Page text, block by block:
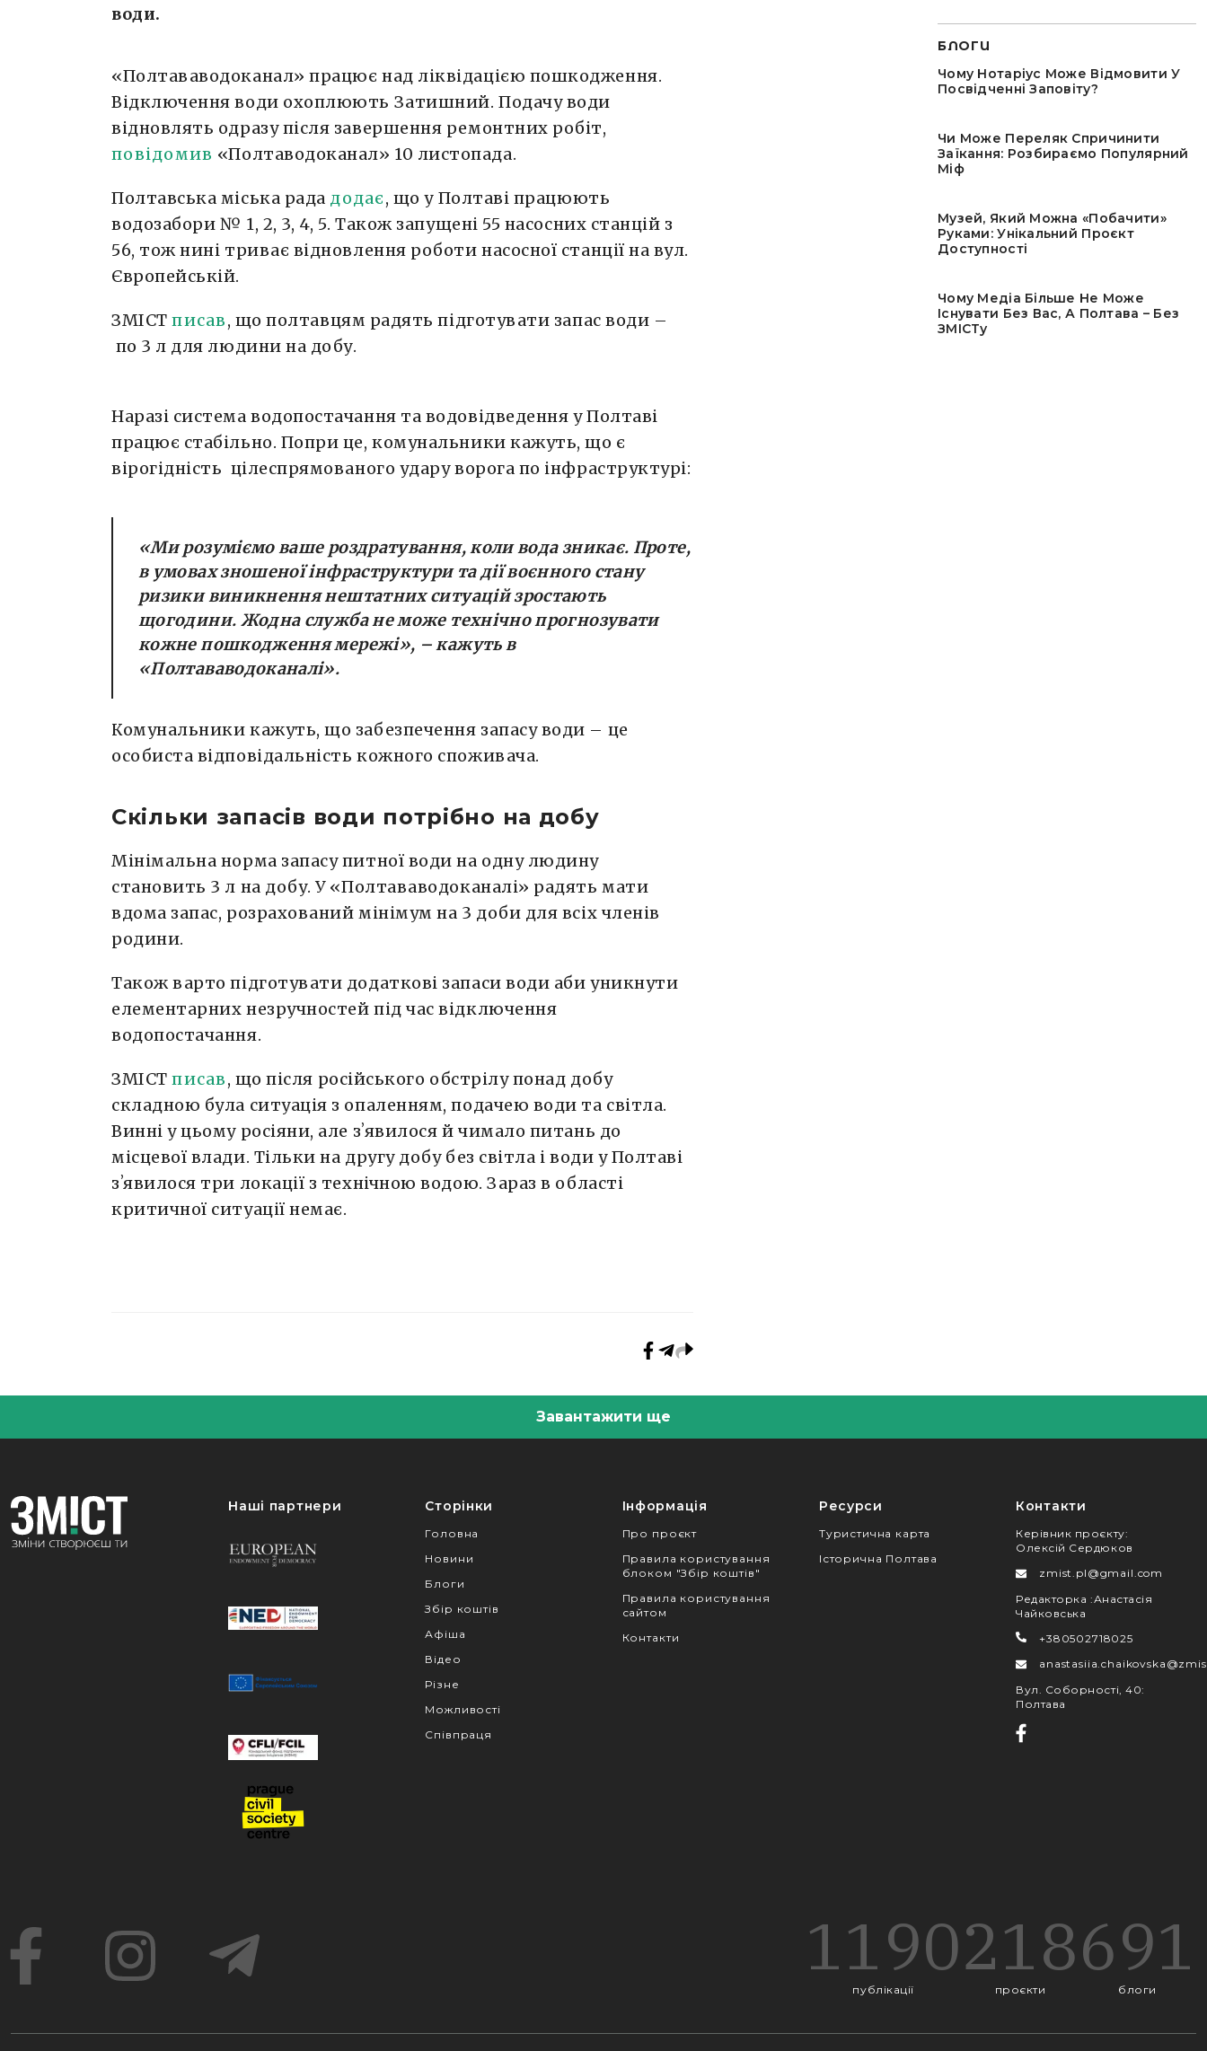
води.
«Полтававодоканал» працює над ліквідацією пошкодження.
Відключення води охоплюють Затишний. Подачу води
відновлять одразу після завершення ремонтних робіт,
повідомив «Полтаводоканал» 10 листопада.
Полтавська міська рада додає, що у Полтаві працюють
водозабори № 1, 2, 3, 4, 5. Також запущені 55 насосних станцій з
56, тож нині триває відновлення роботи насосної станції на вул.
Європейській.
ЗМІСТписав, що полтавцям радять підготувати запас води –
по 3 л для людини на добу.
Наразі система водопостачання та водовідведення у Полтаві
працює стабільно. Попри це, комунальники кажуть, що є
вірогідність цілеспрямованого удару ворога по інфраструктурі:
​«Ми розуміємо ваше роздратування, коли вода зникає. Проте,
в умовах зношеної інфраструктури та дії воєнного стану
ризики виникнення нештатних ситуацій зростають
щогодини. Жодна служба не може технічно прогнозувати
кожне пошкодження мережі», – кажуть в
«Полтававодоканалі».
Комунальники кажуть, що забезпечення запасу води – це
особиста відповідальність кожного споживача.
Скільки запасів води потрібно на добу
​Мінімальна норма запасу питної води на одну людину
становить 3 л на добу. У «Полтававодоканалі» радять мати
вдома запас, розрахований мінімум на 3 доби для всіх членів
родини.
Також варто підготувати додаткові запаси води аби уникнути
елементарних незручностей під час відключення
водопостачання.
ЗМІСТписав, що після російського обстрілу понад добу
складною була ситуація з опаленням, подачею води та світла.
Винні у цьому росіяни, але зʼявилося й чимало питань до
місцевої влади. Тільки на другу добу без світла і води у Полтаві
зʼявилося три локації з технічною водою. Зараз в області
критичної ситуації немає.
БЛОГИ
Чому Нотаріус Може Відмовити У
Посвідченні Заповіту?
Чи Може Переляк Спричинити
Заїкання: Розбираємо Популярний
Міф
Музей, Який Можна «побачити»
Руками: Унікальний Проєкт
Доступності
Чому Медіа Більше Не Може
Існувати Без Вас, А Полтава – Без
ЗМІСТу
Завантажити ще
Наші партнери Сторінки
Головна
Новини
Блоги
Збір коштів
Афіша
Відео
Різне
Можливості
Співпраця
Інформація
Про проєкт
Правила користування
блоком "Збір коштів"
Правила користування
сайтом
Контакти
Ресурси
Туристична карта
Історична Полтава
Контакти
Керівник проєкту:
Олексій Сердюков
zmist.pl@gmail.com
Редакторка :Анастасія
Чайковська
+380502718025
Вул. Соборності, 40:
Полтава
1190
публікації
218
проєкти
691
блоги